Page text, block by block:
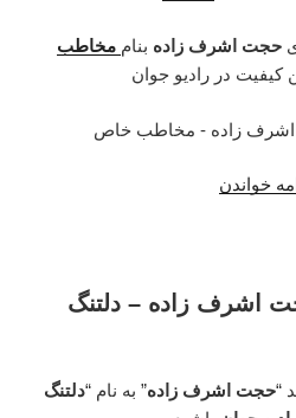
حجت اشرف زاده بنام مخاطب
کیفیت در رادیو جوان
خواندن
اشرف
مخاطب
خاص”
اشرف زاده – دلتنگ
“حجت اشرف زاده” به نام “دلتنگ